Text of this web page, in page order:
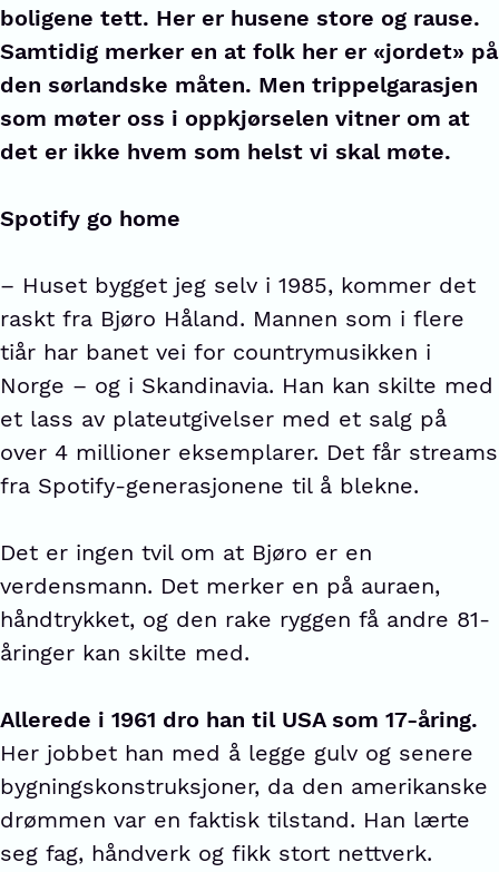
boligene tett. Her er husene store og rause.
Samtidig merker en at folk her er «jordet» på
den sørlandske måten. Men trippelgarasjen
som møter oss i oppkjørselen vitner om at
det er ikke hvem som helst vi skal møte.
Spotify go home
– Huset bygget jeg selv i 1985, kommer det
raskt fra Bjøro Håland. Mannen som i flere
tiår har banet vei for countrymusikken i
Norge – og i Skandinavia. Han kan skilte med
et lass av plateutgivelser med et salg på
over 4 millioner eksemplarer. Det får streams
fra Spotify-generasjonene til å blekne.
Det er ingen tvil om at Bjøro er en
verdensmann. Det merker en på auraen,
håndtrykket, og den rake ryggen få andre 81-
åringer kan skilte med.
Allerede i 1961 dro han til USA som 17-åring.
Her jobbet han med å legge gulv og senere
bygningskonstruksjoner, da den amerikanske
drømmen var en faktisk tilstand. Han lærte
seg fag, håndverk og fikk stort nettverk.